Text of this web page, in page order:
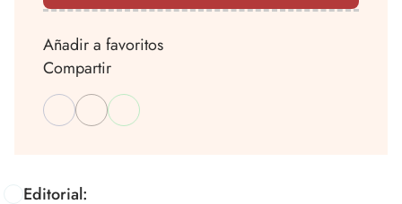
Editorial:
Añadir a favoritos
Compartir